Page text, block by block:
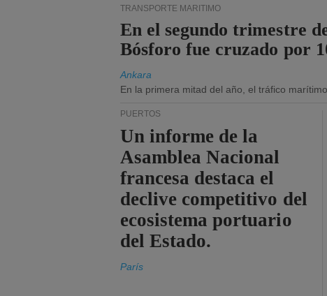
TRANSPORTE MARÍTIMO
En el segundo trimestre
Bósforo fue cruzado por
Ankara
En la primera mitad del año, el tráfico
PUERTOS
Un informe de la
Asamblea Nacional
francesa destaca el
declive competitivo del
ecosistema portuario
del Estado.
París